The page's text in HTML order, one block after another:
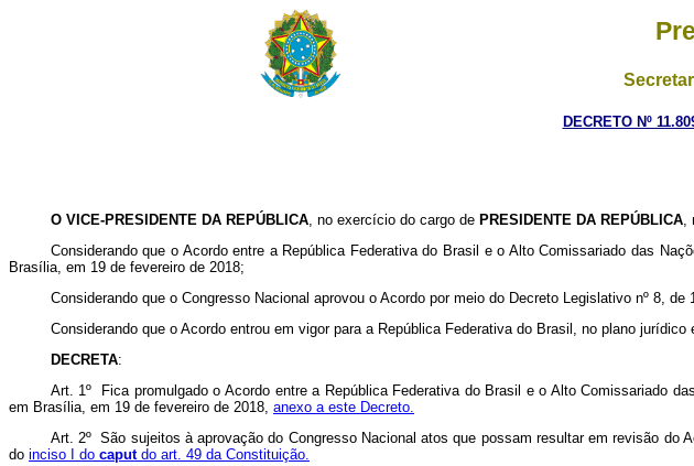
DECRETO Nº
O VICE-PRESIDENTE DA REPÚBLICA, no exercício do cargo de PRESIDENTE DA REPÚBLICA,
Considerando que o Acordo entre a República Federativa do Brasil e o Alto Comissariado das
Brasília, em 19 de fevereiro de 2018;
Considerando que o Congresso Nacional aprovou o Acordo por meio do Decreto Legislativo nº 8, de
Considerando que o Acordo entrou em vigor para a República Federativa do Brasil, no plano
DECRETA:
Art. 1º Fica promulgado o Acordo entre a República Federativa do Brasil e o Alto Comissariado
em Brasília, em 19 de fevereiro de 2018, anexo a este Decreto.
Art. 2º São sujeitos à aprovação do Congresso Nacional atos que possam resultar em revisão
do inciso I do caputdo art. 49 da Constituição.